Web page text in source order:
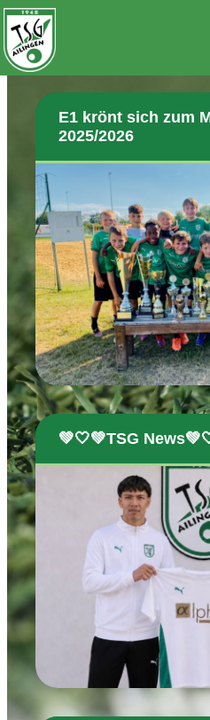
Zum
Inhalt
springen
E1 krönt sich zum
2025/2026
💚🤍💚TSG